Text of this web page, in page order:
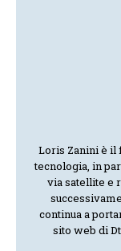
Loris Zanini è il
tecnologia, in
via satellite e
continua a
sito web di